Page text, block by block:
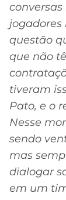
conversas
questão
que não
tiveram
Pato, e o
Nesse
sendo
mas
dialogar
em um